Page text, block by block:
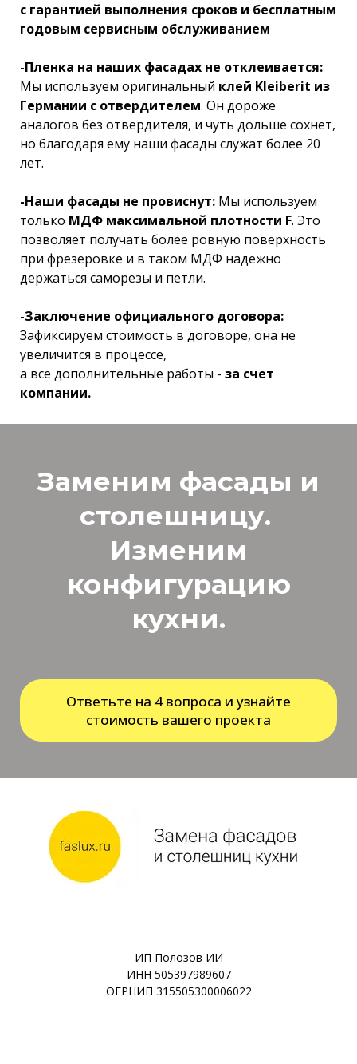
с гарантией выполнения сроков и бесплатным
годовым сервисным обслуживанием
-Пленка на наших фасадах не отклеивается:
Мы используем оригинальный клей Kleiberit из
Германии с отвердителем. Он дороже
аналогов без отвердителя, и чуть дольше сохнет,
но благодаря ему наши фасады служат более 20
лет.
-Наши фасады не провиснут: Мы используем
только МДФ максимальной плотности F. Это
позволяет получать более ровную поверхность
при фрезеровке и в таком МДФ надежно
держаться саморезы и петли.
-Заключение официального договора:
Зафиксируем стоимость в договоре, она не
увеличится в процессе,
а все дополнительные работы - за счет
компании.
Заменим фасады и
столешницу.
Изменим
конфигурацию
кухни.
Ответьте на 4 вопроса и узнайте
стоимость вашего проекта
ИП Полозов ИИ
ИНН 505397989607
ОГРНИП 315505300006022